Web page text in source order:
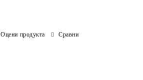
Оцени продукта Сравни